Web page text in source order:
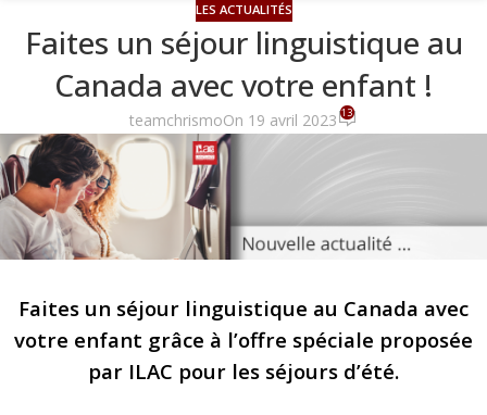
LES ACTUALITÉS
Faites un séjour linguistique au
Canada avec votre enfant !
teamchrismoOn 19 avril 2023 13
Faites un séjour linguistique au Canada avec
votre enfant grâce à l’offre spéciale proposée
par ILAC pour les séjours d’été.